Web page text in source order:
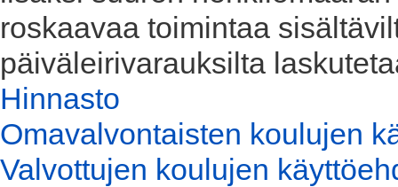
roskaavaa toimintaa
päiväleirivarauksilta
Hinnasto
Omavalvontaisten koulujen
Valvottujen koulujen